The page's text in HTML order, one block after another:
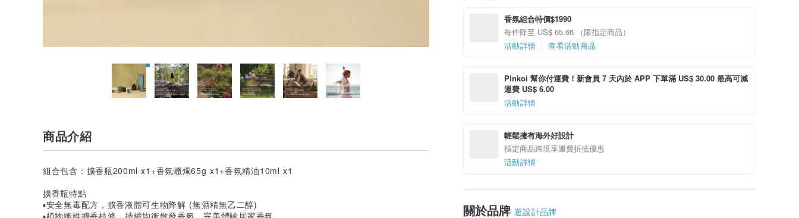
香氛組合特價$1990
每件降至 US$ 65.66 （限指定商品）
活動詳情
查看活動商品
Pinkoi 幫你付運費！新會員 7 天內於 APP 下單滿 US$ 30.00 最高可減
運費 US$ 6.00
活動詳情
輕鬆擁有海外好設計
指定商品跨境享運費折抵優惠
活動詳情
關於品牌 逛設計品牌
商品介紹
組合包含：擴香瓶200ml x1+香氛蠟燭65g x1+香氛精油10ml x1
擴香瓶特點
▪️安全無毒配方，擴香液體可生物降解 (無酒精無乙二醇)
▪️植物纖維擴香枝條，持續均衡散發香氣，完美體驗居家香氛